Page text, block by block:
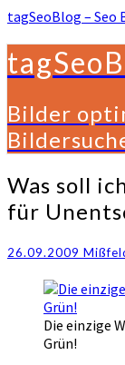
tagSeoBlog – Seo
Bilder
Was
soll
ich
5
Tipps
Was soll
für
26.09.2009
Die einzige
Grün!